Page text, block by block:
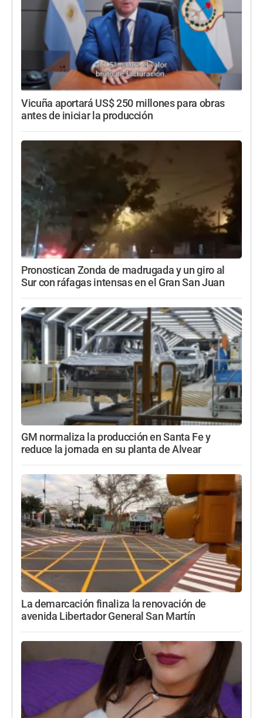
Vicuña aportará US$ 250 millones para obras
antes de iniciar la producción
Pronostican Zonda de madrugada y un giro al
Sur con ráfagas intensas en el Gran San Juan
GM normaliza la producción en Santa Fe y
reduce la jornada en su planta de Alvear
La demarcación finaliza la renovación de
avenida Libertador General San Martín